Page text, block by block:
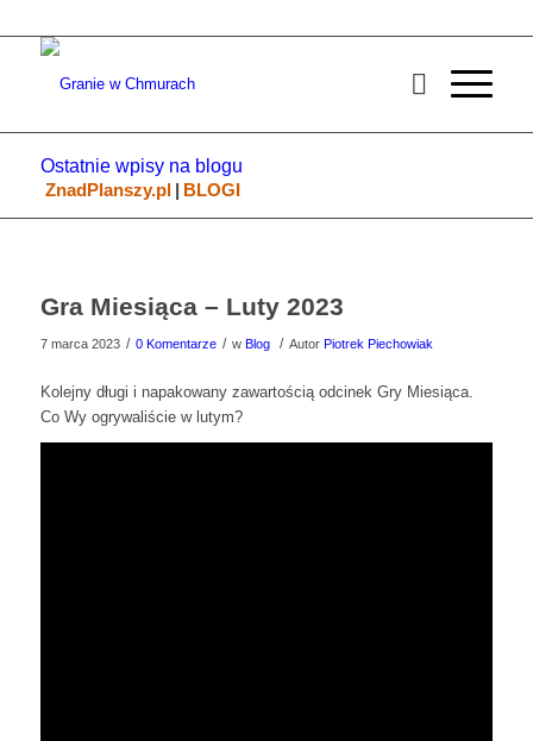
Ostatnie wpisy na blogu
ZnadPlanszy.pl | BLOGI
Gra Miesiąca – Luty 2023
7 marca 2023 / 0 Komentarze / w Blog / Autor Piotrek Piechowiak
Kolejny długi i napakowany zawartością odcinek Gry Miesiąca.
Co Wy ogrywaliście w lutym?